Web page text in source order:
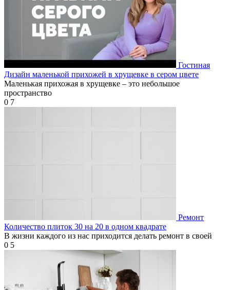
Гостиная
Дизайн маленькой прихожей в хрущевке в сером цвете
Маленькая прихожая в хрущевке – это небольшое
пространство
0 7
Ремонт
Количество плиток 30 на 20 в одном квадрате
В жизни каждого из нас приходится делать ремонт в своей
0 5